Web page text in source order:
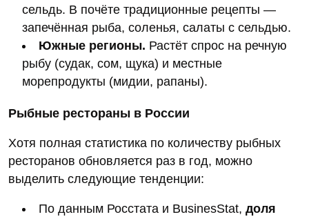
сельдь. В почёте традиционные рецепты —
запечённая рыба, соленья, салаты с сельдью.
Южные регионы. Растёт спрос на речную
рыбу (судак, сом, щука) и местные
морепродукты (мидии, рапаны).
Рыбные рестораны в России
Хотя полная статистика по количеству рыбных
ресторанов обновляется раз в год, можно
выделить следующие тенденции:
По данным Росстата и BusinesStat, доля